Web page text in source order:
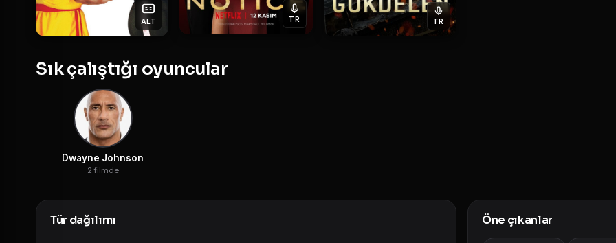
ALT TR TR
Sık çalıştığı oyuncular
Dwayne Johnson
2 filmde
Tür dağılımı Öne çıkanlar